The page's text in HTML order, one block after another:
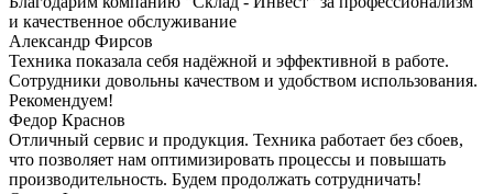
и качественное обслуживание
Александр Фирсов
Техника показала себя надёжной и эффективной в работе.
Сотрудники довольны качеством и удобством использования.
Рекомендуем!
Федор Краснов
Отличный сервис и продукция. Техника работает без сбоев,
что позволяет нам оптимизировать процессы и повышать
производительность. Будем продолжать сотрудничать!